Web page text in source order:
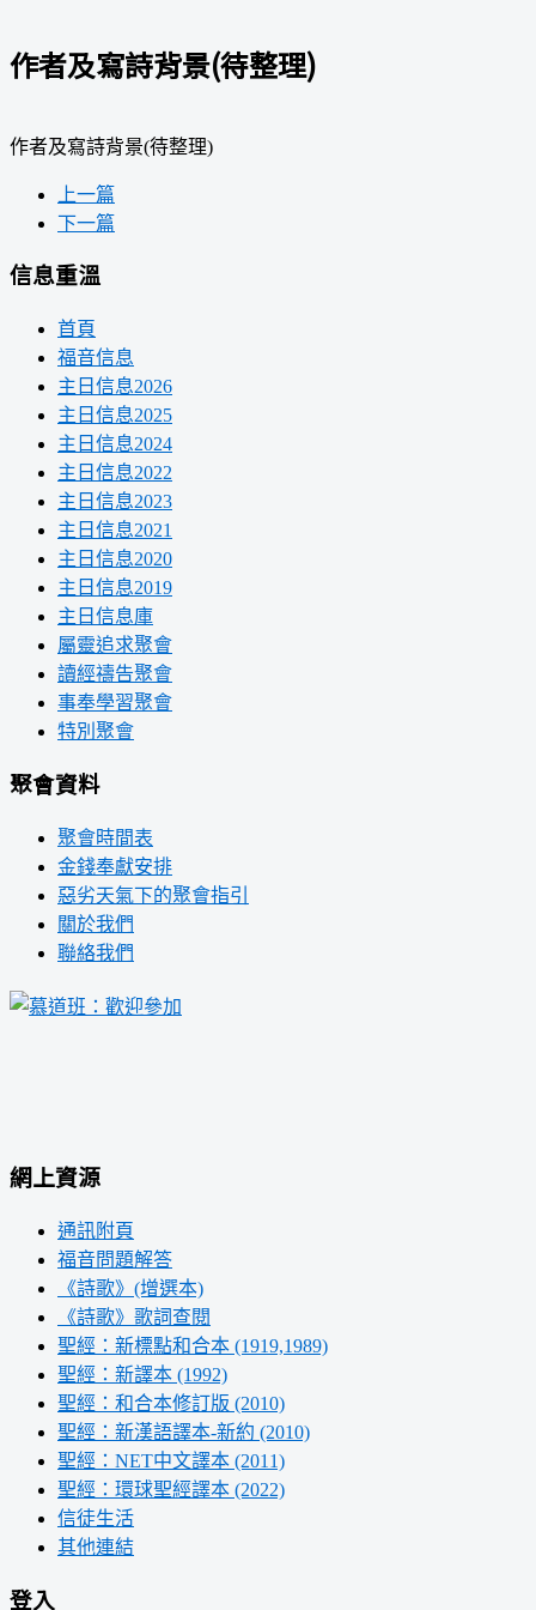
作者及寫詩背景(待整理)
作者及寫詩背景(待整理)
上一篇
下一篇
信息重溫
首頁
福音信息
主日信息2026
主日信息2025
主日信息2024
主日信息2022
主日信息2023
主日信息2021
主日信息2020
主日信息2019
主日信息庫
屬靈追求聚會
讀經禱告聚會
事奉學習聚會
特別聚會
聚會資料
聚會時間表
金錢奉獻安排
惡劣天氣下的聚會指引
關於我們
聯絡我們
網上資源
通訊附頁
福音問題解答
《詩歌》(增選本)
《詩歌》歌詞查閱
聖經：新標點和合本 (1919,1989)
聖經：新譯本 (1992)
聖經：和合本修訂版 (2010)
聖經：新漢語譯本-新約 (2010)
聖經：NET中文譯本 (2011)
聖經：環球聖經譯本 (2022)
信徒生活
其他連結
登入